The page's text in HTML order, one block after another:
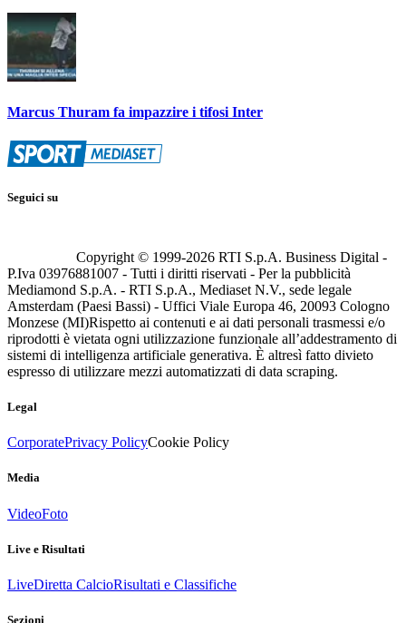
Marcus Thuram fa impazzire i tifosi Inter
Seguici su
Copyright © 1999-2026 RTI S.p.A. Business Digital -
P.Iva 03976881007 - Tutti i diritti riservati - Per la pubblicità
Mediamond S.p.A. - RTI S.p.A., Mediaset N.V., sede legale
Amsterdam (Paesi Bassi) - Uffici Viale Europa 46, 20093 Cologno
Monzese (MI)Rispetto ai contenuti e ai dati personali trasmessi e/o
riprodotti è vietata ogni utilizzazione funzionale all’addestramento di
sistemi di intelligenza artificiale generativa. È altresì fatto divieto
espresso di utilizzare mezzi automatizzati di data scraping.
Legal
CorporatePrivacy PolicyCookie Policy
Media
VideoFoto
Live e Risultati
LiveDiretta CalcioRisultati e Classifiche
Sezioni